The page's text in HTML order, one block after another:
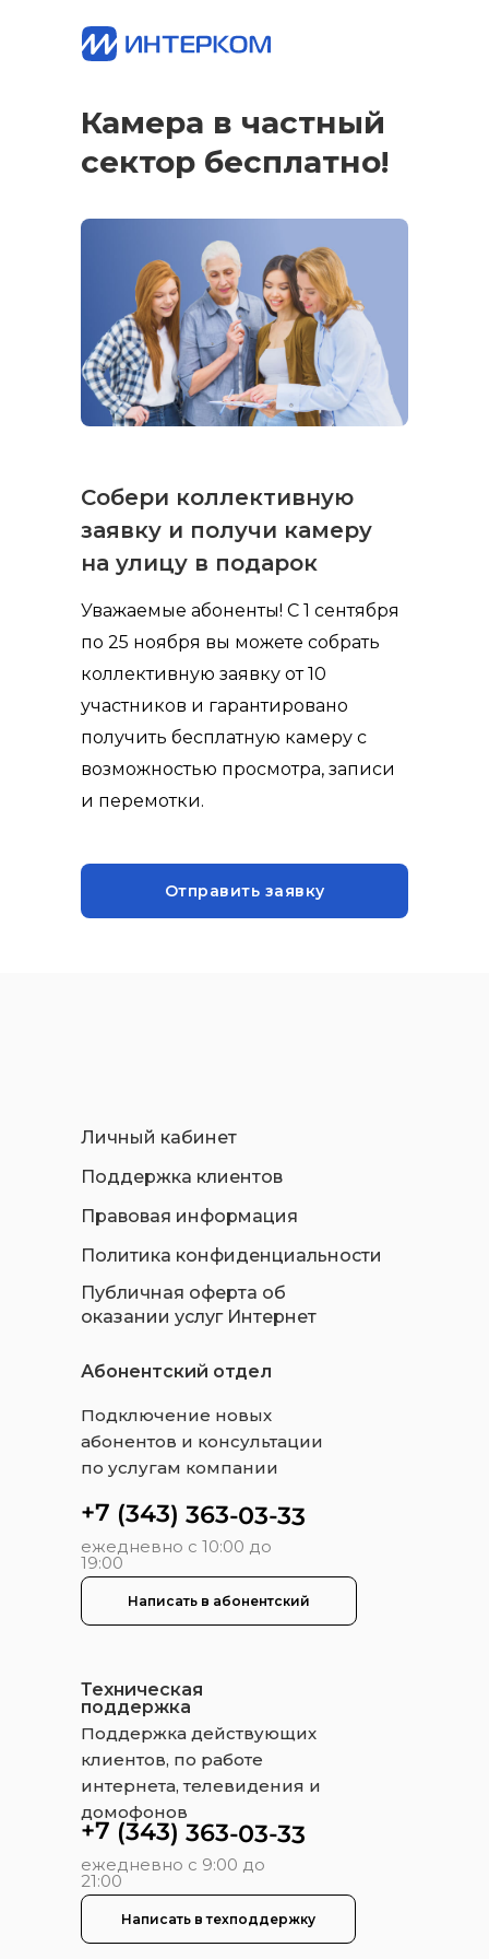
Камера в частный
сектор бесплатно!
Собери коллективную
заявку и получи камеру
на улицу в подарок
Уважаемые абоненты! С 1 сентября
по 25 ноября вы можете собрать
коллективную заявку от 10
участников и гарантировано
получить бесплатную камеру с
возможностью просмотра, записи
и перемотки.
Отправить заявку
Личный кабинет
Поддержка клиентов
Политика конфиденциальности
Публичная оферта об
оказании услуг Интернет
Правовая информация
Написать в абонентский
Подключение новых
абонентов и консультации
по услугам компании
+7 (343) 363-03-33
ежедневно с 10:00 до
19:00
Абонентский отдел
Написать в техподдержку
Техническая
поддержка
+7 (343) 363-03-33
ежедневно с 9:00 до
21:00
Поддержка действующих
клиентов, по работе
интернета, телевидения и
домофонов